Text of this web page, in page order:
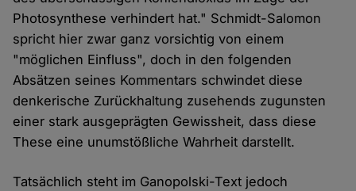
Photosynthese verhindert hat." Schmidt-Salomon
spricht hier zwar ganz vorsichtig von einem
"möglichen Einfluss", doch in den folgenden
Absätzen seines Kommentars schwindet diese
denkerische Zurückhaltung zusehends zugunsten
einer stark ausgeprägten Gewissheit, dass diese
These eine unumstößliche Wahrheit darstellt.
Tatsächlich steht im Ganopolski-Text jedoch